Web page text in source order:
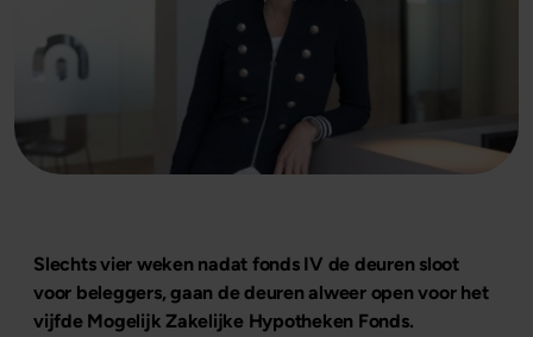
Slechts vier weken nadat fonds IV de deuren sloot
voor beleggers, gaan de deuren alweer open voor het
vijfde Mogelijk Zakelijke Hypotheken Fonds.